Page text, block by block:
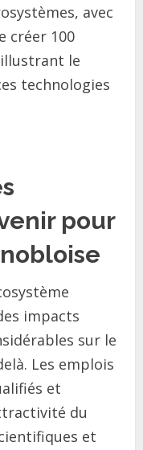
avec
créer 100
illustrant le
technologies
pour
impacts
sur le
Les emplois
et
du
et